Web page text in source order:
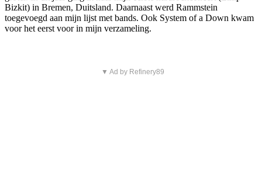
Bizkit) in Bremen, Duitsland. Daarnaast werd Rammstein
toegevoegd aan mijn lijst met bands. Ook System of a Down kwam
voor het eerst voor in mijn verzameling.
▼ Ad by Refinery89